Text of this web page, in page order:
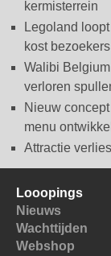
kermisterrein
Legoland
kost bezoekers
Walibi
verloren
Nieuw
menu
Attractie
Looopings
Nieuws
Wachttijden
Webshop